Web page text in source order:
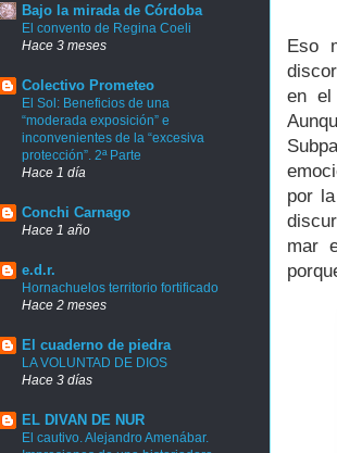
Eso
en el
por
mar
Bajo la mirada de Córdoba
El convento de Regina Coeli
Hace 3 meses
Colectivo Prometeo
El Sol: Beneficios de una
“moderada exposición” e
inconvenientes de la “excesiva
protección”. 2ª Parte
Hace 1 día
Conchi Carnago
Hace 1 año
e.d.r.
Hornachuelos territorio fortificado
Hace 2 meses
El cuaderno de piedra
LA VOLUNTAD DE DIOS
Hace 3 días
EL DIVAN DE NUR
El cautivo. Alejandro Amenábar.